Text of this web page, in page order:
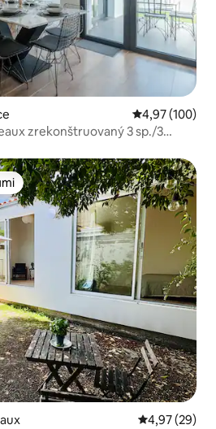
Priemerné
4,97 (100)
zrekonštruovaný 3 sp./3
Priemerné
4,97 (29)